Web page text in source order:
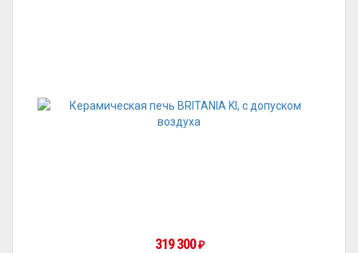
319 300₽